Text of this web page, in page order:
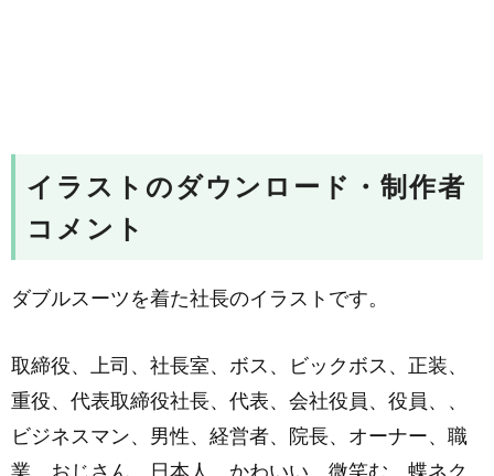
イラストのダウンロード・制作者
コメント
ダブルスーツを着た社長のイラストです。
取締役、上司、社長室、ボス、ビックボス、正装、
重役、代表取締役社長、代表、会社役員、役員、、
ビジネスマン、男性、経営者、院長、オーナー、職